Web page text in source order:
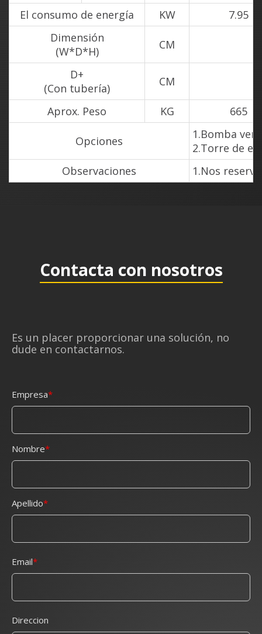
El consumo de energía
KW
7.95
Dimensión
(W*D*H)
CM
D+
(Con tubería)
CM
Aprox. Peso KG 665
Opciones
1.Bomba
2.Torre de
Observaciones
1.Nos
Contacta con nosotros
Es un placer proporcionar una solución, no
dude en contactarnos.
Empresa
Nombre
Apellido
Email
Direccion